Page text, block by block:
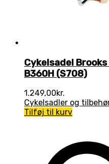
Cykelsadel
B360H (S708)
1.249,00kr.
Cykelsadler og
Tilføj til kurv